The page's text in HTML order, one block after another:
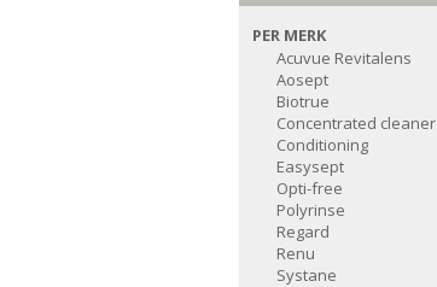
PER MERK
Acuvue Revitalens
Aosept
Biotrue
Concentrated cleaner
Conditioning
Easysept
Opti-free
Polyrinse
Regard
Renu
Systane